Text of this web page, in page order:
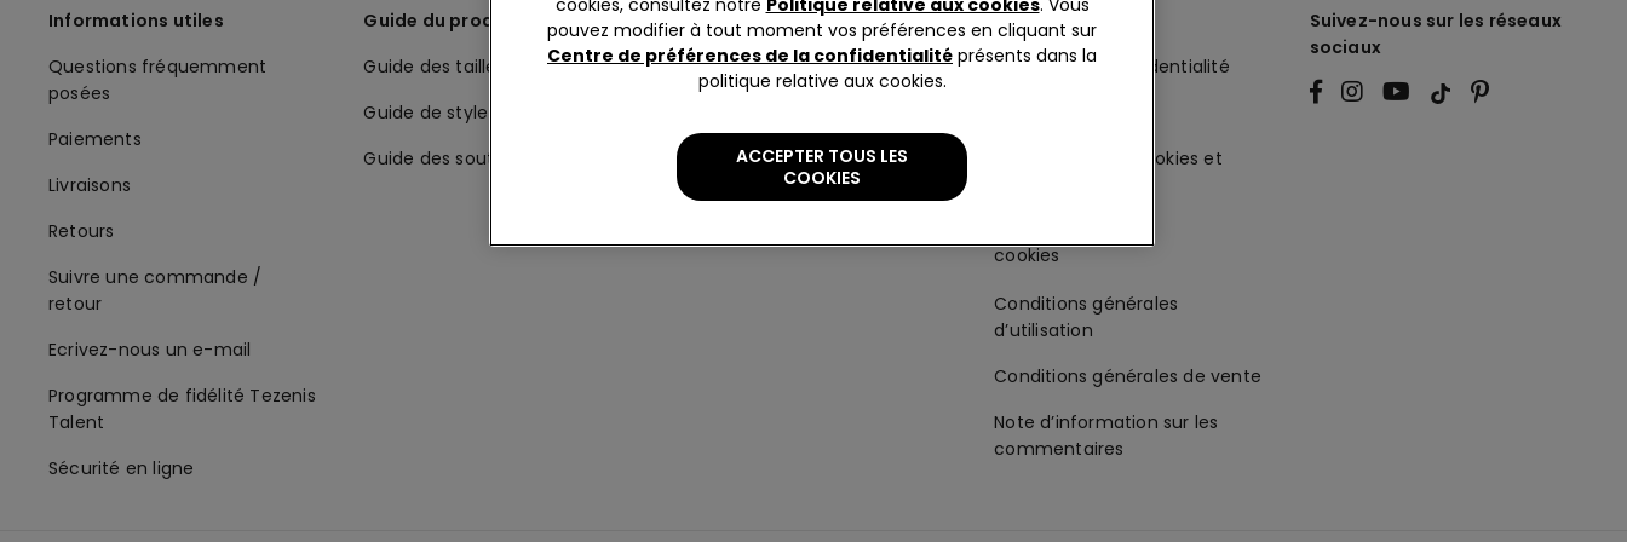
Informations utiles
Questions fréquemment
posées
Paiements
Livraisons
Retours
Suivre une commande /
retour
Ecrivez-nous un e-mail
Programme de fidélité Tezenis
Talent
Sécurité en ligne
Guide du produit
Guide des tailles
Guide de style
Guide des soutiens-gorge
Corporate
La société
Travailler avec nous
Mentions légales
Politique de Confidentialité
Politique sur les cookies et
Conditions générales
d’utilisation
Conditions générales de vente
Note d’information sur les
commentaires
Suivez-nous sur les réseaux
sociaux
cookies, consultez notre Politique relative aux cookies. Vous
pouvez modifier à tout moment vos préférences en cliquant sur
Centre de préférences de la confidentialité présents dans la
politique relative aux cookies.
ACCEPTER TOUS LES
COOKIES